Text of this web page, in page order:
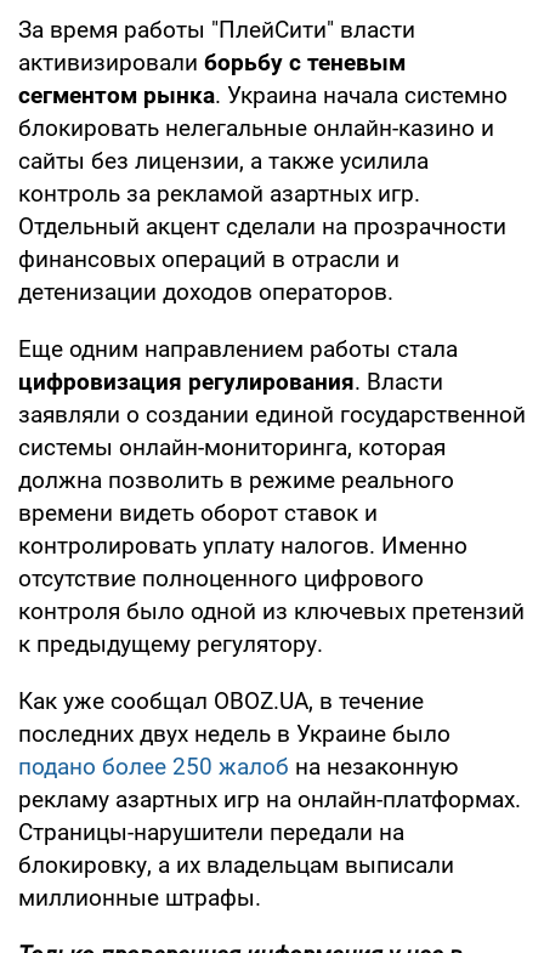
За время работы "ПлейСити" власти
активизировали борьбу с теневым
сегментом рынка. Украина начала системно
блокировать нелегальные онлайн-казино и
сайты без лицензии, а также усилила
контроль за рекламой азартных игр.
Отдельный акцент сделали на прозрачности
финансовых операций в отрасли и
детенизации доходов операторов.
Еще одним направлением работы стала
цифровизация регулирования. Власти
заявляли о создании единой государственной
системы онлайн-мониторинга, которая
должна позволить в режиме реального
времени видеть оборот ставок и
контролировать уплату налогов. Именно
отсутствие полноценного цифрового
контроля было одной из ключевых претензий
к предыдущему регулятору.
Как уже сообщал OBOZ.UA, в течение
последних двух недель в Украине было
подано более 250 жалоб на незаконную
рекламу азартных игр на онлайн-платформах.
Страницы-нарушители передали на
блокировку, а их владельцам выписали
миллионные штрафы.